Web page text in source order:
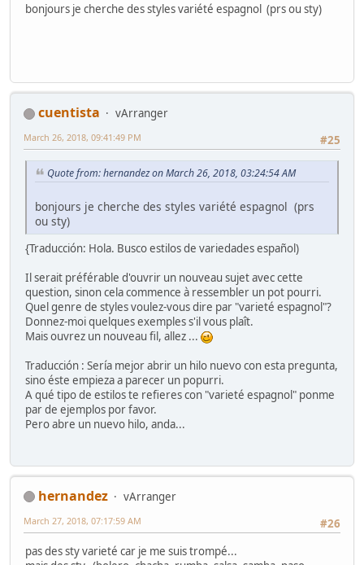
bonjours je cherche des styles variété espagnol (prs ou sty)
cuentista
vArranger
#25
March 26, 2018, 09:41:49 PM
Quote from: hernandez on March 26, 2018, 03:24:54 AM
bonjours je cherche des styles variété espagnol (prs
ou sty)
{Traducción: Hola. Busco estilos de variedades español)
Il serait préférable d'ouvrir un nouveau sujet avec cette
question, sinon cela commence à ressembler un pot pourri.
Quel genre de styles voulez-vous dire par "varieté espagnol"?
Donnez-moi quelques exemples s'il vous plaît.
Mais ouvrez un nouveau fil, allez ...
Traducción : Sería mejor abrir un hilo nuevo con esta pregunta,
sino éste empieza a parecer un popurri.
A qué tipo de estilos te refieres con "varieté espagnol" ponme
par de ejemplos por favor.
Pero abre un nuevo hilo, anda...
hernandez
vArranger
#26
March 27, 2018, 07:17:59 AM
pas des sty varieté car je me suis trompé...